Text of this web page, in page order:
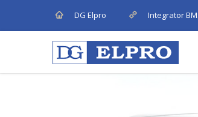
DG Elpro Integrator